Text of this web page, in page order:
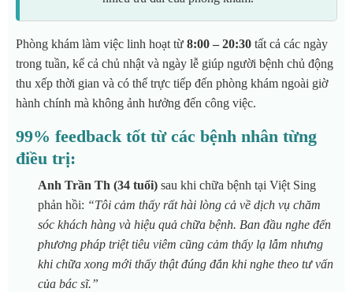
Phòng khám làm việc linh hoạt từ 8:00 – 20:30 tất cả các ngày
trong tuần, kể cả chủ nhật và ngày lễ giúp người bệnh chủ động
thu xếp thời gian và có thể trực tiếp đến phòng khám ngoài giờ
hành chính mà không ảnh hưởng đến công việc.
99% feedback tốt từ các bệnh nhân từng
điều trị:
Anh Trần Th (34 tuổi) sau khi chữa bệnh tại Việt Sing
phản hồi: “Tôi cảm thấy rất hài lòng cả về dịch vụ chăm
sóc khách hàng và hiệu quả chữa bệnh. Ban đầu nghe đến
phương pháp triệt tiêu viêm cũng cảm thấy lạ lẫm nhưng
khi chữa xong mới thấy thật đúng đắn khi nghe theo tư vấn
của bác sĩ.”